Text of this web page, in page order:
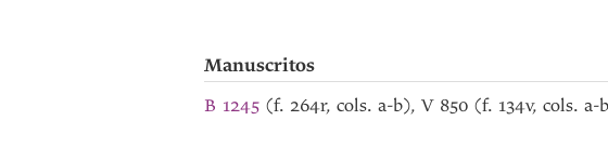
Manuscritos
B 1245 (f. 264r, cols. a-b), V 850 (f. 134v, cols.